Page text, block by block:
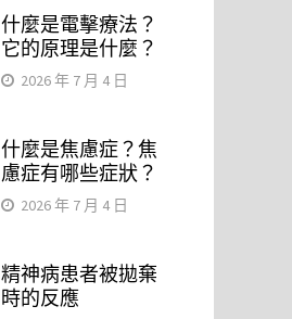
什麼是電擊療法？
它的原理是什麼？
2026 年 7 月 4 日
什麼是焦慮症？焦
慮症有哪些症狀？
2026 年 7 月 4 日
精神病患者被拋棄
時的反應